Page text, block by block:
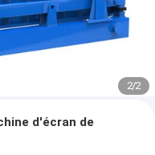
2/2
d'écran de